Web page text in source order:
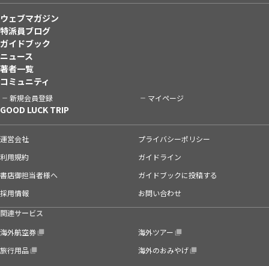
ウェブマガジン
特派員ブログ
ガイドブック
ニュース
著者一覧
コミュニティ
新規会員登録 マイページ
GOOD LUCK TRIP
運営会社
プライバシーポリシー
利用規約
ガイドライン
書店御担当者様へ
ガイドブックに投稿する
採用情報
お問い合わせ
関連サービス
海外航空券
海外ツアー
旅行用品
海外のおみやげ